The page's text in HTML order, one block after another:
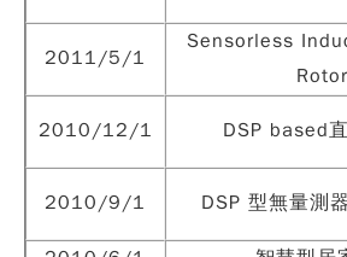
2011/5/1
Sensorless
2010/12/1 DSP based
2010/9/1 DSP 型無量測